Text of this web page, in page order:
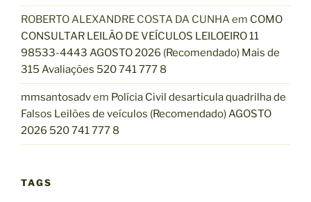
c
o
m
e
n
a
d
ROBERTO ALEXANDRE COSTA DA CUNHAem COMO
CONSULTAR LEILÃO DE VEÍCULOS LEILOEIRO 11
98533-4443 AGOSTO 2026 (Recomendado) Mais de
315 Avaliações 520 741 777 8
mmsantosadvem Polícia Civil desarticula quadrilha de
Falsos Leilões de veículos (Recomendado) AGOSTO
2026 520 741 777 8
TAGS